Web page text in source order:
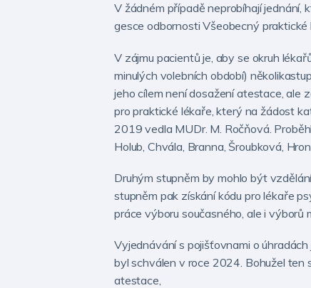
V žádném případě neprobíhají
gesce odbornosti Všeobecný
V zájmu pacientů je, aby se okruh
minulých volebních období)
jeho cílem není dosažení atestace, ale
pro praktické lékaře, který na žádost
2019 vedla MUDr. M. Ročňová.
Holub, Chvála, Branna, Šroubková,
Druhým stupněm by mohlo být
stupněm pak získání kódu pro lékaře
práce výboru současného, ale i výborů
Vyjednávání s pojišťovnami o
byl schválen v roce 2024. Bohužel ten
atestace,